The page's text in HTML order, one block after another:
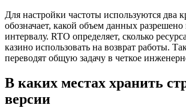
Для настройки частоты используются два
обозначает, какой объем данных разрешено
интервалу. RTO определяет, сколько
казино использовать на возврат работы.
переводят общую задачу в четкое
В каких местах хранить
версии